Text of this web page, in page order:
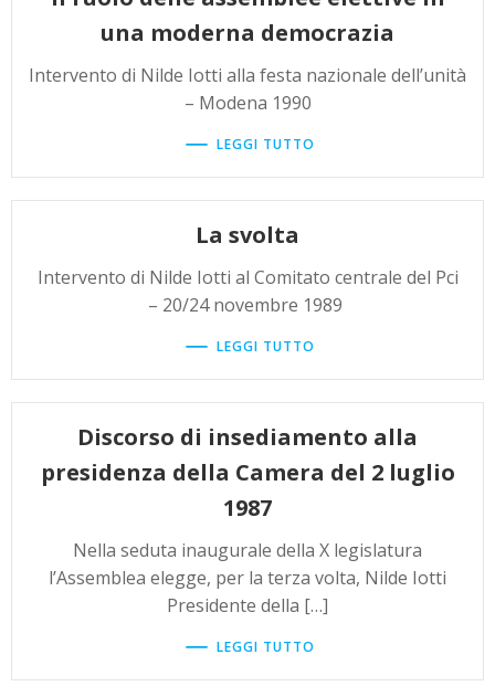
una moderna democrazia
Intervento di Nilde Iotti alla festa nazionale dell’unità
– Modena 1990
LEGGI TUTTO
La svolta
Intervento di Nilde Iotti al Comitato centrale del Pci
– 20/24 novembre 1989
LEGGI TUTTO
Discorso di insediamento alla
presidenza della Camera del 2 luglio
1987
Nella seduta inaugurale della X legislatura
l’Assemblea elegge, per la terza volta, Nilde Iotti
Presidente della […]
LEGGI TUTTO